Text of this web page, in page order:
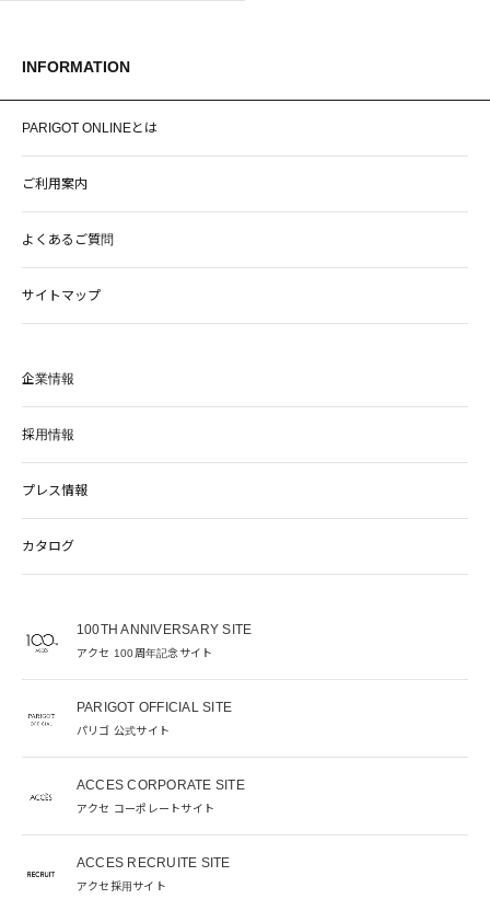
INFORMATION
PARIGOT ONLINEとは
ご利用案内
よくあるご質問
サイトマップ
企業情報
採用情報
プレス情報
カタログ
100TH ANNIVERSARY SITE
アクセ 100周年記念サイト
PARIGOT OFFICIAL SITE
パリゴ 公式サイト
ACCES CORPORATE SITE
アクセ コーポレートサイト
ACCES RECRUITE SITE
アクセ採用サイト